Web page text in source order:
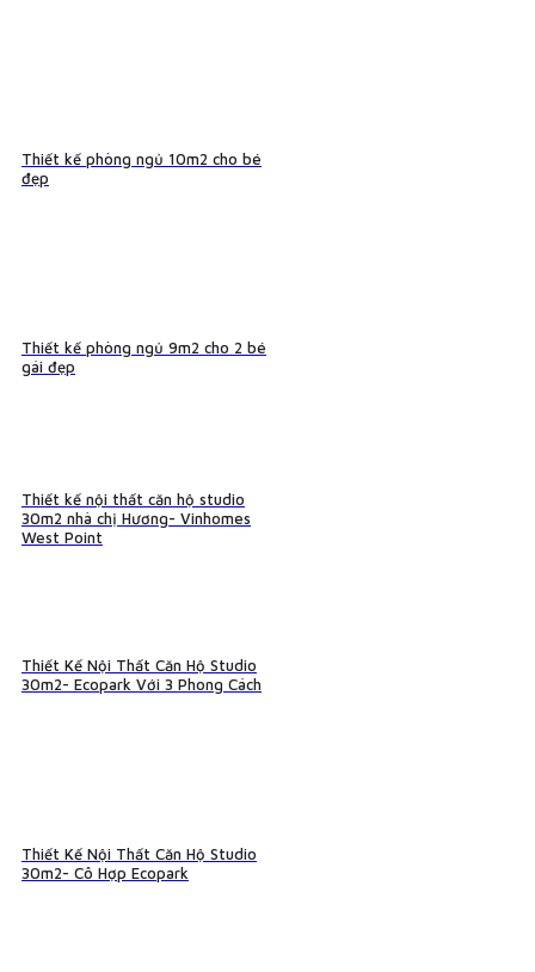
Thiết kế phòng ngủ 10m2 cho bé
đẹp
Thiết kế phòng ngủ 9m2 cho 2 bé
gái đẹp
Thiết kế nội thất căn hộ studio
30m2 nhà chị Hương- Vinhomes
West Point
Thiết Kế Nội Thất Căn Hộ Studio
30m2- Ecopark Với 3 Phong Cách
Thiết Kế Nội Thất Căn Hộ Studio
30m2- Cô Hợp Ecopark